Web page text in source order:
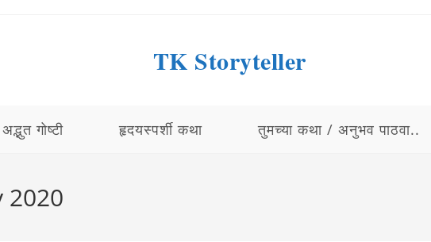
TK Storyteller
अद्भुत गोष्टी हृदयस्पर्शी कथा तुमच्या कथा / अनुभव पाठवा..
2020